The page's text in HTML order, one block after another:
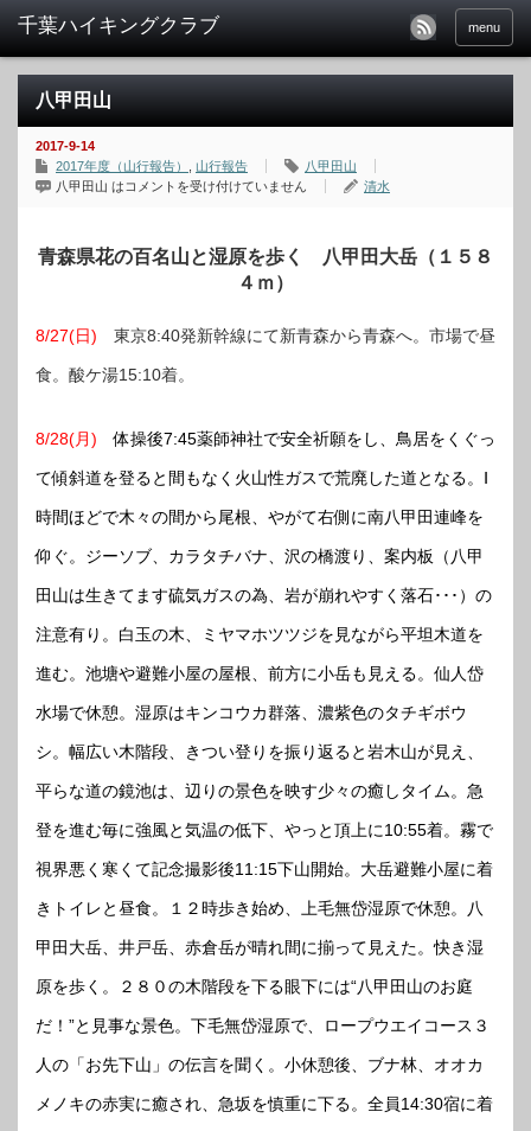
menu
八甲田山
2017-9-14
2017年度（山行報告）
山行報告
八甲田山
八甲田山 は コメントを受け付けていません 清水
青森県花の百名山と湿原を歩く 八甲田大岳（１５８
４ｍ）
8/27(日) 東京8:40発新幹線にて新青森から青森へ。市場で昼
食。酸ケ湯15:10着。
8/28(月)体操後7:45薬師神社で安全祈願をし、鳥居をくぐっ
て傾斜道を登ると間もなく火山性ガスで荒廃した道となる。Ⅰ
時間ほどで木々の間から尾根、やがて右側に南八甲田連峰を
仰ぐ。ジーソブ、カラタチバナ、沢の橋渡り、案内板（八甲
田山は生きてます硫気ガスの為、岩が崩れやすく落石･･･）の
注意有り。白玉の木、ミヤマホツツジを見ながら平坦木道を
進む。池塘や避難小屋の屋根、前方に小岳も見える。仙人岱
水場で休憩。湿原はキンコウカ群落、濃紫色のタチギボウ
シ。幅広い木階段、きつい登りを振り返ると岩木山が見え、
平らな道の鏡池は、辺りの景色を映す少々の癒しタイム。急
登を進む毎に強風と気温の低下、やっと頂上に10:55着。霧で
視界悪く寒くて記念撮影後11:15下山開始。大岳避難小屋に着
きトイレと昼食。１２時歩き始め、上毛無岱湿原で休憩。八
甲田大岳、井戸岳、赤倉岳が晴れ間に揃って見えた。快き湿
原を歩く。２８０の木階段を下る眼下には“八甲田山のお庭
だ！”と見事な景色。下毛無岱湿原で、ロープウエイコース３
人の「お先下山」の伝言を聞く。小休憩後、ブナ林、オオカ
メノキの赤実に癒され、急坂を慎重に下る。全員14:30宿に着